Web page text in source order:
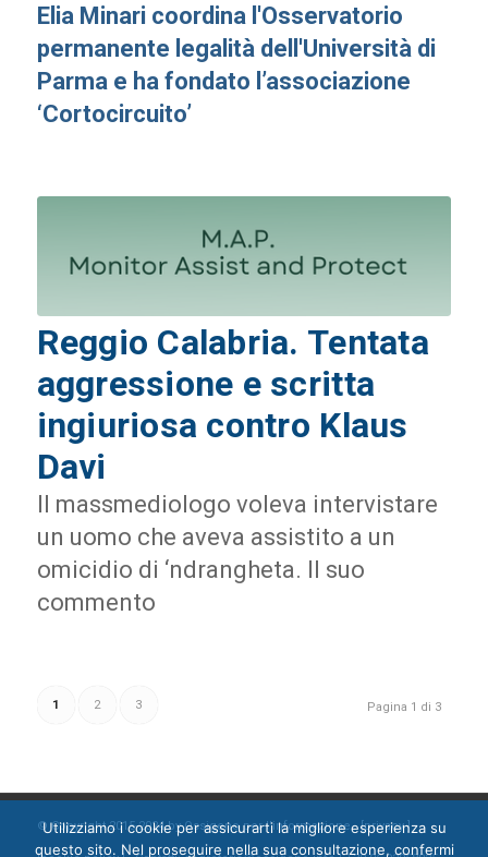
Elia Minari coordina l'Osservatorio
permanente legalità dell'Università di
Parma e ha fondato l’associazione
‘Cortocircuito’
Reggio Calabria. Tentata
aggressione e scritta
ingiuriosa contro Klaus
Davi
Il massmediologo voleva intervistare
un uomo che aveva assistito a un
omicidio di ‘ndrangheta. Il suo
commento
Pagina 1 di 3
1 2 3
© Copyright 2015-2024 by Ossigeno per l'informazione [privacy]
Utilizziamo i cookie per assicurarti la migliore esperienza su
questo sito. Nel proseguire nella sua consultazione, confermi